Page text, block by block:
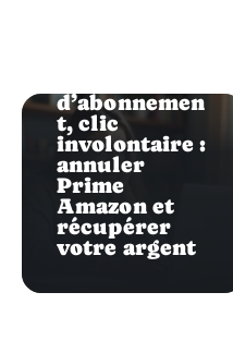
d’abonnemen
t, clic
involontaire :
annuler
Prime
Amazon et
récupérer
votre argent